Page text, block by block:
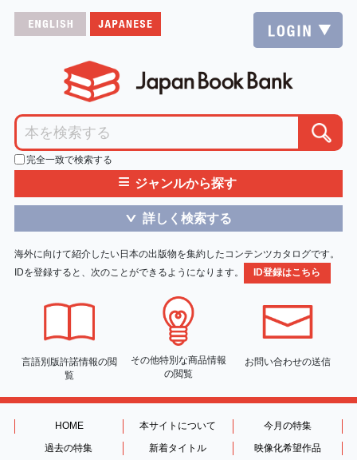
完全一致で検索する
≡ ジャンルから探す
＞ 詳しく検索する
海外に向けて紹介したい日本の出版物を集約したコンテンツカタログです。
IDを登録すると、次のことができるようになります。
ID登録はこちら
言語別版許諾情報の閲
覧
その他特別な商品情報
の閲覧
お問い合わせの送信
HOME 本サイトについて
今月の特集
過去の特集
新着タイトル
映像化希望作品